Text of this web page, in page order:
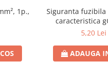
1p.,
Siguranta fuzibila
caracteristica
230/400V
5,20 Lei
ADAUGA